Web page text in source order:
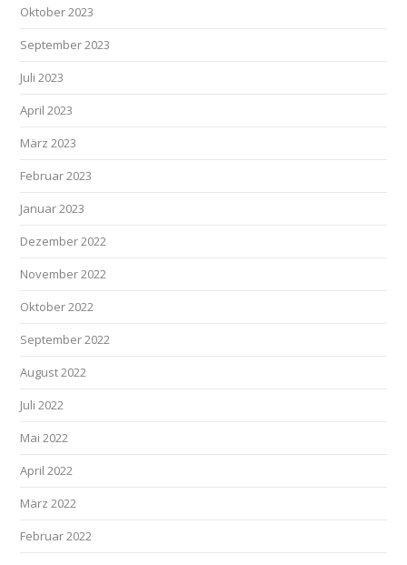
Oktober 2023
September 2023
Juli 2023
April 2023
März 2023
Februar 2023
Januar 2023
Dezember 2022
November 2022
Oktober 2022
September 2022
August 2022
Juli 2022
Mai 2022
April 2022
März 2022
Februar 2022